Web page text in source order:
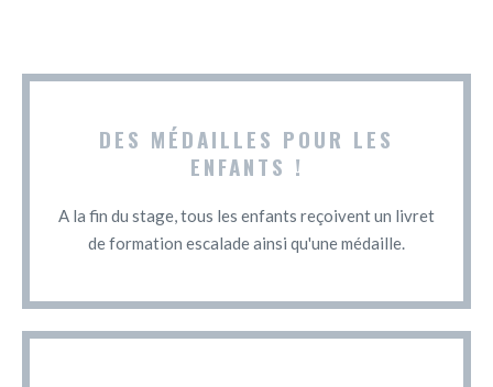
DES MÉDAILLES POUR LES
ENFANTS !
A la fin du stage, tous les enfants reçoivent un livret
de formation escalade ainsi qu'une médaille.